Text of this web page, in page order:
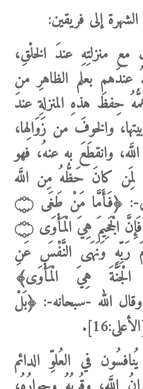
إلى فريقين:
مع منزلتِهِ عندَ الخلْقِ،
بعلم الظاهرِ من
حِفظَ هذهِ المنزلةِ عندَ
والخوفَ من زَوَالِها،
وانقطَعَ به عنهُ، فهو
كانَ حَظُّهُ مِن اللَّه
:
﴿فَأَمَّا مَنْ طَغَى ۝
وَآثَرَ الْحَيَاةَ الدُّنْيَا ۝ فَإِنَّ الْجَحِيمَ هِيَ الْمَأْوَى ۝
رَبِّهِ وَنَهَى النَّفْسَ عَنِ
وقال الله -سبحانه-: ﴿بَلْ
يُنافسُون في العُلوِّ الدائم